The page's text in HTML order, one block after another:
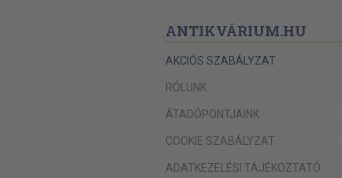
ANTIKVÁRIUM.HU
AKCIÓS SZABÁLYZAT
RÓLUNK
ÁTADÓPONTJAINK
COOKIE SZABÁLYZAT
ADATKEZELÉSI TÁJÉKOZTATÓ